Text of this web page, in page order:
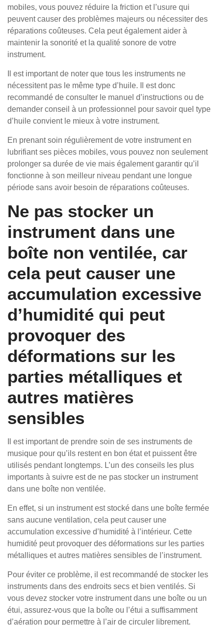
mobiles, vous pouvez réduire la friction et l’usure qui
peuvent causer des problèmes majeurs ou nécessiter des
réparations coûteuses. Cela peut également aider à
maintenir la sonorité et la qualité sonore de votre
instrument.
Il est important de noter que tous les instruments ne
nécessitent pas le même type d’huile. Il est donc
recommandé de consulter le manuel d’instructions ou de
demander conseil à un professionnel pour savoir quel type
d’huile convient le mieux à votre instrument.
En prenant soin régulièrement de votre instrument en
lubrifiant ses pièces mobiles, vous pouvez non seulement
prolonger sa durée de vie mais également garantir qu’il
fonctionne à son meilleur niveau pendant une longue
période sans avoir besoin de réparations coûteuses.
Ne pas stocker un
instrument dans une
boîte non ventilée, car
cela peut causer une
accumulation excessive
d’humidité qui peut
provoquer des
déformations sur les
parties métalliques et
autres matières
sensibles
Il est important de prendre soin de ses instruments de
musique pour qu’ils restent en bon état et puissent être
utilisés pendant longtemps. L’un des conseils les plus
importants à suivre est de ne pas stocker un instrument
dans une boîte non ventilée.
En effet, si un instrument est stocké dans une boîte fermée
sans aucune ventilation, cela peut causer une
accumulation excessive d’humidité à l’intérieur. Cette
humidité peut provoquer des déformations sur les parties
métalliques et autres matières sensibles de l’instrument.
Pour éviter ce problème, il est recommandé de stocker les
instruments dans des endroits secs et bien ventilés. Si
vous devez stocker votre instrument dans une boîte ou un
étui, assurez-vous que la boîte ou l’étui a suffisamment
d’aération pour permettre à l’air de circuler librement.